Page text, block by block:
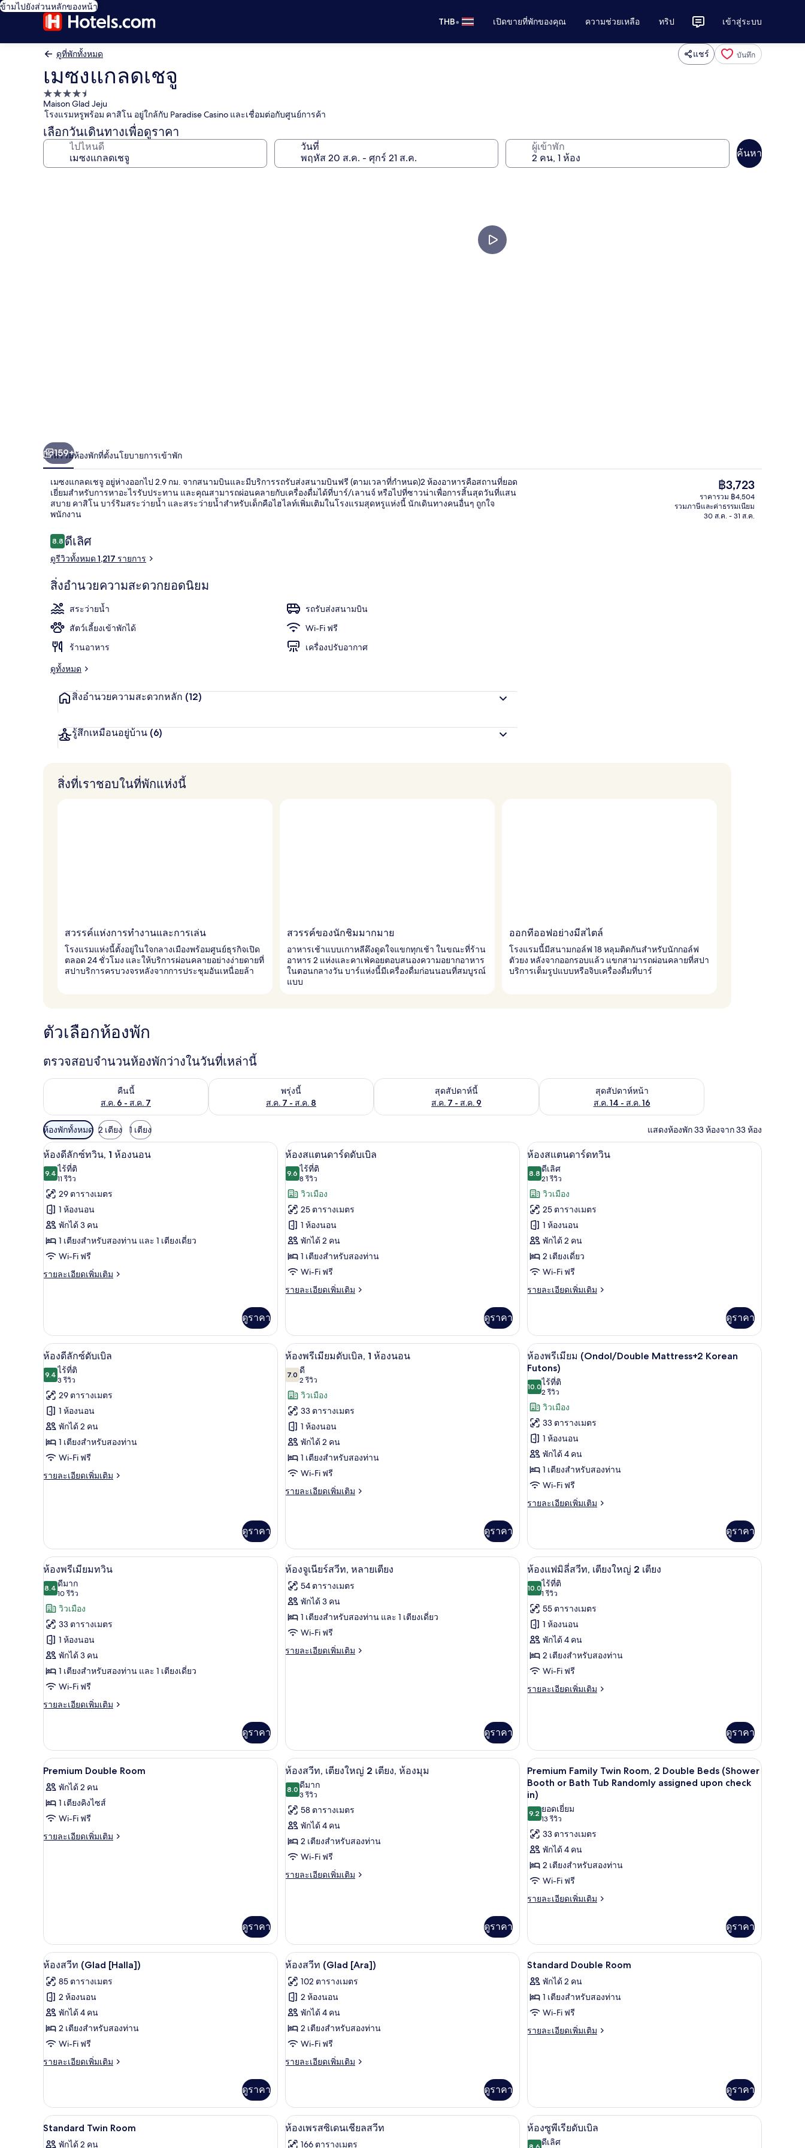
ข้ามไปยังส่วนหลักของหน้า
THB• เปิดขายที่พักของคุณ ความช่วยเหลือ ทริป เข้าสู่ระบบ
ดูที่พักทั้งหมด แชร์ บันทึก
เมซงแกลดเชจู
ที่พัก
4.5
ดาว
Maison Glad Jeju
โรงแรมหรูพร้อม คาสิโน อยู่ใกล้กับ Paradise Casino และเชื่อมต่อกับศูนย์การค้า
เลือกวันเดินทางเพื่อดูราคา
ไปไหนดี วันที่ ผู้เข้าพัก
ค้นหา
159+
ภาพรวมห้องพักที่ตั้งนโยบายการเข้าพัก
เมซงแกลดเชจู อยู่ห่างออกไป 2.9 กม. จากสนามบินและมีบริการรถรับส่งสนามบินฟรี (ตามเวลาที่กำหนด)2 ห้องอาหารคือสถานที่ยอด
เยี่ยมสำหรับการหาอะไรรับประทาน และคุณสามารถผ่อนคลายกับเครื่องดื่มได้ที่บาร์/เลานจ์ หรือไปที่ซาวน่าเพื่อการสิ้นสุดวันที่แสน
สบาย คาสิโน บาร์ริมสระว่ายน้ำ และสระว่ายน้ำสำหรับเด็กคือไฮไลท์เพิ่มเติมในโรงแรมสุดหรูแห่งนี้ นักเดินทางคนอื่นๆ ถูกใจ
พนักงาน
รีวิว
8.88.8 จาก 10
ดีเลิศ
ดูรีวิวทั้งหมด 1,217 รายการ
สิ่งอำนวยความสะดวกยอดนิยม
สระว่ายน้ำ
รถรับส่งสนามบิน
สัตว์เลี้ยงเข้าพักได้
Wi-Fi ฟรี
ร้านอาหาร
เครื่องปรับอากาศ
ดูทั้งหมด
สิ่งอำนวยความสะดวกหลัก (12)
รู้สึกเหมือนอยู่บ้าน (6)
ราคา
ปัจจุบัน
฿3,723
฿3,723
ราคารวม ฿4,504
รวมภาษีและค่าธรรมเนียม
30 ส.ค. - 31 ส.ค.
สิ่งที่เราชอบในที่พักแห่งนี้
สวรรค์แห่งการทำงานและการเล่น
โรงแรมแห่งนี้ตั้งอยู่ในใจกลางเมืองพร้อมศูนย์ธุรกิจเปิด
ตลอด 24 ชั่วโมง และให้บริการผ่อนคลายอย่างง่ายดายที่
สปาบริการครบวงจรหลังจากการประชุมอันเหนื่อยล้า
สวรรค์ของนักชิมมากมาย
อาหารเช้าแบบเกาหลีดึงดูดใจแขกทุกเช้า ในขณะที่ร้าน
อาหาร 2 แห่งและคาเฟ่คอยตอบสนองความอยากอาหาร
ในตอนกลางวัน บาร์แห่งนี้มีเครื่องดื่มก่อนนอนที่สมบูรณ์
แบบ
ออกทีออฟอย่างมีสไตล์
โรงแรมนี้มีสนามกอล์ฟ 18 หลุมติดกันสำหรับนักกอล์ฟ
ตัวยง หลังจากออกรอบแล้ว แขกสามารถผ่อนคลายที่สปา
บริการเต็มรูปแบบหรือจิบเครื่องดื่มที่บาร์
ตัวเลือกห้องพัก
ตรวจสอบจำนวนห้องพักว่างในวันที่เหล่านี้
คืนนี้
ส.ค. 6 - ส.ค. 7
ตรวจสอบจำนวนห้องพักว่างในคืนนี้ ส.ค. 6 - ส.ค. 7
พรุ่งนี้
ส.ค. 7 - ส.ค. 8
ตรวจสอบจำนวนห้องพักว่างในพรุ่งนี้ ส.ค. 7 - ส.ค. 8
สุดสัปดาห์นี้
ส.ค. 7 - ส.ค. 9
ตรวจสอบจำนวนห้องพักว่างในสุดสัปดาห์นี้ ส.ค. 7 - ส.ค. 9สุดสัปดาห์หน้า
ส.ค. 14 - ส.ค. 16
ตรวจสอบจำนวนห้องพักว่างในสุดสัปดาห์หน้า ส.ค. 14 - ส.ค. 16
ตัว
กรอง
ที่
มี
ให้
สำหรับ
ห้อง
พัก
ห้องพักทั้งหมด 2 เตียง 1 เตียง แสดงห้องพัก 33 ห้องจาก 33 ห้อง
เปิด
ภาพถ่าย
ทั้งหมด
ของ
ห้อง
ดี
ลัก
ซ์
นอน
8
ห้องดีลักซ์ทวิน, 1 ห้องนอน
9.49.4 จาก 10
ไร้ที่ติ
11 รีวิว
(11
รีวิว)
29 ตารางเมตร
1 ห้องนอน
พักได้ 3 คน
1 เตียงสำหรับสองท่าน และ 1 เตียงเดี่ยว
Wi-Fi ฟรี
รายละเอียดเพิ่มเติม
ราย
กับ
ห้อง
ดี
ลัก
ซ์
ทวิ
น,
ห้อง
นอน
ดูราคา
เปิด
ภาพถ่าย
ทั้งหมด
ของ
ห้อง
สแตนดาร์ด
ดับเบิล
เครื่องนอนระดับพรีเมียม, มินิบาร์, ตู้นิรภัยในห้องพัก, โต๊ะทำงาน
5
ห้องสแตนดาร์ดดับเบิล
9.69.6 จาก 10
ไร้ที่ติ
8 รีวิว
(8
รีวิว)
วิวเมือง
25 ตารางเมตร
1 ห้องนอน
พักได้ 2 คน
1 เตียงสำหรับสองท่าน
Wi-Fi ฟรี
รายละเอียดเพิ่มเติม
ราย
เกี่ยว
กับ
ห้อง
สแตนดาร์ด
ดับเบิล
ดูราคา
เปิด
ภาพถ่าย
ทั้งหมด
ของ
ห้อง
สแตนดาร์ด
ทวิน
เครื่องนอนระดับพรีเมียม, มินิบาร์, ตู้นิรภัยในห้
2
ห้องสแตนดาร์ดทวิน
8.88.8 จาก 10
ดีเลิศ
21 รีวิว
(21
รีวิว)
วิวเมือง
25 ตารางเมตร
1 ห้องนอน
พักได้ 2 คน
2 เตียงเดี่ยว
Wi-Fi ฟรี
รายละเอียดเพิ่มเติม
ราย
เกี่ยว
กับ
ห้อง
สแตนดาร์ด
น
ดูราคา
เปิด
ภาพถ่าย
ทั้งหมด
ของ
ห้อง
ดี
ลัก
ซ์
เครื่องนอนระดับพรีเมียม, มินิบาร์, ตู้นิรภัยในห้องพัก, โต๊ะทำงาน
8
ห้องดีลักซ์ดับเบิล
9.49.4 จาก 10
ไร้ที่ติ
3 รีวิว
(3
รีวิว)
29 ตารางเมตร
1 ห้องนอน
พักได้ 2 คน
1 เตียงสำหรับสองท่าน
Wi-Fi ฟรี
รายละเอียดเพิ่มเติม
ราย
ห้อง
ดี
ลัก
ซ์
ดับเบิล
ดูราคา
เปิด
ภาพถ่าย
ทั้งหมด
ของ
ห้อง
พรีเมียม
ดับเบิล,
1
ห้อง
เครื่องนอนระดับพรีเมียม, มินิบาร์, ตู้นิรภัยในห้องพัก, โต๊ะทำงาน
5
ห้องพรีเมียมดับเบิล, 1 ห้องนอน
7.07.0 จาก 10
ดี
2 รีวิว
(2
รีวิว)
วิวเมือง
33 ตารางเมตร
1 ห้องนอน
พักได้ 2 คน
1 เตียงสำหรับสองท่าน
Wi-Fi ฟรี
รายละเอียดเพิ่มเติม
ราย
กับ
ห้อง
พรีเมียม
ดับเบิล,
ห้อง
ดูราคา
เปิด
ภาพถ่าย
ทั้งหมด
ของ
ห้อง
พรีเมียม
(Ondol/Double
Mattress+2
Korean
ห้องพรีเมียม (Ondol/Double Mattress+2
3
ห้องพรีเมียม (Ondol/Double Mattress+2 Korean
Futons)
10.010.0 จาก 10
ไร้ที่ติ
2 รีวิว
(2
รีวิว)
วิวเมือง
33 ตารางเมตร
1 ห้องนอน
พักได้ 4 คน
1 เตียงสำหรับสองท่าน
Wi-Fi ฟรี
รายละเอียดเพิ่มเติม
ราย
เกี่ยว
กับ
ห้อง
พรีเมียม
(Ondol/Double
Mattress+2
Korean
Futons)
ดูราคา
เปิด
ภาพถ่าย
ทั้งหมด
ของ
ห้อง
พรีเมียม
ทวิน
เครื่องนอนระดับพรีเมียม, มินิบาร์, ตู้นิรภัยในห้องพัก, โต๊ะทำงาน
7
ห้องพรีเมียมทวิน
8.48.4 จาก 10
ดีมาก
10 รีวิว
(10
รีวิว)
วิวเมือง
33 ตารางเมตร
1 ห้องนอน
พักได้ 3 คน
1 เตียงสำหรับสองท่าน และ 1 เตียงเดี่ยว
Wi-Fi ฟรี
รายละเอียดเพิ่มเติม
ราย
เกี่ยว
กับ
ห้อง
ทวิ
น
ดูราคา
เปิด
ภาพถ่าย
ทั้งหมด
ของ
ห้อง
จู
ห้องจูเนียร์สวีท, หลายเตียง | เครื่องนอนระดับพรีเมียม, มินิบาร์, ตู้นิรภัยในห้องพัก, โต๊ะทำงาน
6
ห้องจูเนียร์สวีท, หลายเตียง
54 ตารางเมตร
พักได้ 3 คน
1 เตียงสำหรับสองท่าน และ 1 เตียงเดี่ยว
Wi-Fi ฟรี
รายละเอียดเพิ่มเติม
ราย
สวี
ท,
หลาย
เตียง
ดูราคา
เปิด
ภาพถ่าย
ทั้งหมด
ของ
ห้อง
แฟ
มิ
ลี่
2
เตียง
ลานระเบียง/นอกชาน
13
ห้องแฟมิลี่สวีท, เตียงใหญ่ 2 เตียง
10.010.0 จาก 10
ไร้ที่ติ
1 รีวิว
(1
รีวิว)
55 ตารางเมตร
1 ห้องนอน
พักได้ 4 คน
2 เตียงสำหรับสองท่าน
Wi-Fi ฟรี
รายละเอียดเพิ่มเติม
ราย
กับ
ห้อง
แฟ
มิ
ลี่
สวี
ท,
เตียง
ใหญ่
2
เตียง
ดูราคา
เปิด
ภาพถ่าย
ทั้งหมด
ของ
Premium
เครื่องนอนระดับพรีเมียม, มินิบาร์, ตู้นิรภัยในห้องพัก, โต๊ะทำงาน
4
Premium Double Room
พักได้ 2 คน
1 เตียงคิงไซส์
Wi-Fi ฟรี
รายละเอียดเพิ่มเติม
ราย
ดูราคา
เปิด
ภาพถ่าย
ทั้งหมด
ของ
ห้อง
สวีท,
เตียง
ห้อง
มุม
ห้องสวีท, เตียงใหญ่ 2 เตียง, ห้องมุม | เครื่องนอนระดับพรีเมียม, มินิบาร์, ตู้นิรภัยในห้องพัก, โต๊ะทำงาน
6
ห้องสวีท, เตียงใหญ่ 2 เตียง, ห้องมุม
8.08.0 จาก 10
ดีมาก
3 รีวิว
(3
รีวิว)
58 ตารางเมตร
พักได้ 4 คน
2 เตียงสำหรับสองท่าน
Wi-Fi ฟรี
รายละเอียดเพิ่มเติม
ราย
ห้อง
สวี
ท,
เตียง
ใหญ่
2
เตียง,
ห้อง
มุม
ดูราคา
เปิด
ภาพถ่าย
ทั้งหมด
ของ
Premium
Family
Twin
Room,
Double
Booth
or
Bath
Tub
Randomly
assigned
upon
Premium Family Twin Room, 2 Double
7
Premium Family Twin Room, 2 Double Beds (Shower
Booth or Bath Tub Randomly assigned upon check
in)
9.29.2 จาก 10
ยอดเยี่ยม
13 รีวิว
(13
รีวิว)
33 ตารางเมตร
พักได้ 4 คน
2 เตียงสำหรับสองท่าน
Wi-Fi ฟรี
รายละเอียดเพิ่มเติม
ราย
เกี่ยว
กับ
Premium
Twin
Room,
Double
Beds
(Shower
assigned
upon
check
ดูราคา
เปิด
ภาพถ่าย
ทั้งหมด
ของ
ห้อง
สวีท
(Glad
ห้องสวีท (Glad [Halla]) | เครื่องนอนระดับพรีเมียม, มินิบาร์, ตู้นิรภัยในห้องพัก, โต๊ะทำงาน
6
ห้องสวีท (Glad [Halla])
85 ตารางเมตร
2 ห้องนอน
พักได้ 4 คน
2 เตียงสำหรับสองท่าน
Wi-Fi ฟรี
รายละเอียดเพิ่มเติม
ราย
เกี่ยว
กับ
ห้อง
ดูราคา
เปิด
ภาพถ่าย
ทั้งหมด
ของ
ห้อง
สวีท
(Glad
เครื่องนอนระดับพรีเมียม, มินิบาร์, ตู้นิรภัยในห้องพัก, โต๊ะทำงาน
7
ห้องสวีท (Glad [Ara])
102 ตารางเมตร
2 ห้องนอน
พักได้ 4 คน
2 เตียงสำหรับสองท่าน
Wi-Fi ฟรี
รายละเอียดเพิ่มเติม
ราย
เกี่ยว
กับ
ห้อง
ดูราคา
เปิด
ภาพถ่าย
ทั้งหมด
ของ
Standard
เครื่องนอนระดับพรีเมียม, มินิบาร์, ตู้นิรภัยในห้
4
Standard Double Room
พักได้ 2 คน
1 เตียงสำหรับสองท่าน
Wi-Fi ฟรี
รายละเอียดเพิ่มเติม
ราย
Double
Room
ดูราคา
เปิด
ภาพถ่าย
เครื่องนอนระดับพรีเมียม, มินิบาร์, ตู้นิรภัยในห้องพัก, โต๊ะทำงาน
5
Standard Twin Room
พักได้ 2 คน
เปิด
ภาพถ่าย
เครื่องนอนระดับพรีเมียม, มินิบาร์, ตู้นิรภัยในห้องพัก, โต๊ะทำงาน
9
ห้องเพรสซิเดนเชียลสวีท
166 ตารางเมตร
เปิด
ภาพถ่าย
เครื่องนอนระดับพรีเมียม, มินิบาร์, ตู้นิรภัยในห้
7
ห้องซูพีเรียดับเบิล
ดีเลิศ